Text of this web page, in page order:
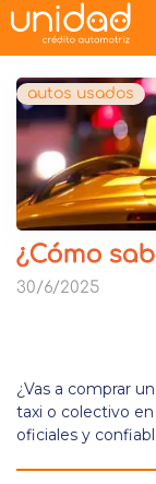
autos usados
¿Cómo
30/6/2025
¿Vas a comprar
taxi o colectivo
oficiales y